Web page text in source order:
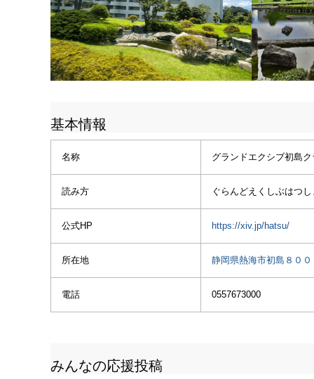
基本情報
名称 グランドエクシブ初島ク
読み方 ぐらんどえくしぶはつ
公式HP https://xiv.jp/hatsu/
所在地 静岡県熱海市初島８００
電話 0557673000
みんなの応援投稿